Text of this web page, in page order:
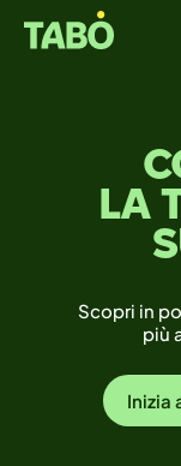
LA
Scopri in
più
Inizia